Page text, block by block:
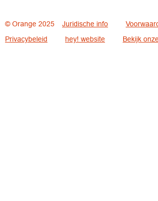
© Orange 2025 Juridische info
Privacybeleid
hey! website Bekijk